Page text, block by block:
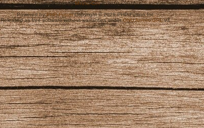
Theme Paper byMystic-City© 2010 - 2025
Powered byPHP-FusionCopyright © 2026 PHP-Fusion Inc
Released as free software without warranties underGNU Affero GPLv3